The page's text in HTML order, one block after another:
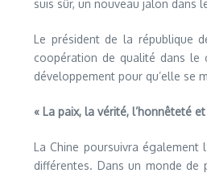
suis sûr, un nouveau jalon dans
Le président de la république
coopération de qualité dans le
développement pour qu’elle se
« La paix, la vérité, l’honnêteté
La Chine poursuivra également
différentes. Dans un monde